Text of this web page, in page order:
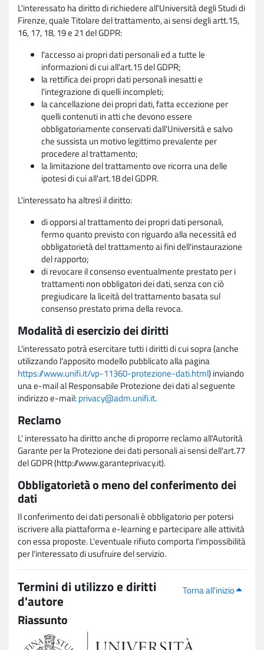
L'interessato ha diritto di richiedere all'Università degli Studi di
Firenze, quale Titolare del trattamento, ai sensi degli artt.15,
16, 17, 18, 19 e 21 del GDPR:
l'accesso ai propri dati personali ed a tutte le
informazioni di cui all'art.15 del GDPR;
la rettifica dei propri dati personali inesatti e
l'integrazione di quelli incompleti;
la cancellazione dei propri dati, fatta eccezione per
quelli contenuti in atti che devono essere
obbligatoriamente conservati dall'Università e salvo
che sussista un motivo legittimo prevalente per
procedere al trattamento;
la limitazione del trattamento ove ricorra una delle
ipotesi di cui all'art.18 del GDPR.
L'interessato ha altresì il diritto:
di opporsi al trattamento dei propri dati personali,
fermo quanto previsto con riguardo alla necessità ed
obbligatorietà del trattamento ai fini dell'instaurazione
del rapporto;
di revocare il consenso eventualmente prestato per i
trattamenti non obbligatori dei dati, senza con ciò
pregiudicare la liceità del trattamento basata sul
consenso prestato prima della revoca.
Modalità di esercizio dei diritti
L'interessato potrà esercitare tutti i diritti di cui sopra (anche
utilizzando l'apposito modello pubblicato alla pagina
https://www.unifi.it/vp-11360-protezione-dati.html) inviando
una e-mail al Responsabile Protezione dei dati al seguente
indirizzo e-mail:privacy@adm.unifi.it.
Reclamo
L' interessato ha diritto anche di proporre reclamo all'Autorità
Garante per la Protezione dei dati personali ai sensi dell'art.77
del GDPR (http://www.garanteprivacy.it).
Obbligatorietà o meno del conferimento dei
dati
Il conferimento dei dati personali è obbligatorio per potersi
iscrivere alla piattaforma e-learning e partecipare alle attività
con essa proposte. L'eventuale rifiuto comporta l'impossibilità
per l'interessato di usufruire del servizio.
Torna all'inizio
Termini di utilizzo e diritti
d'autore
Riassunto